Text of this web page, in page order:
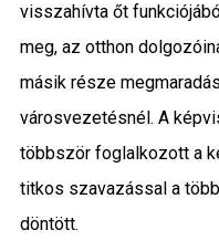
visszahívta őt
meg,az otthon
másik része
városvezetésnél. A
többször foglalkozott a
titkos szavazással a
döntött.